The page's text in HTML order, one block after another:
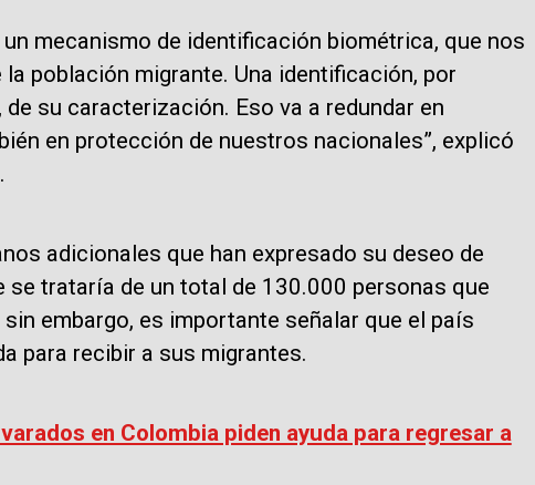
mecanismo de identificación biométrica, que nos
población migrante. Una identificación, por
su caracterización. Eso va a redundar en
en protección de nuestros nacionales”, explicó
adicionales que han expresado su deseo de
se trataría de un total de 130.000 personas que
embargo, es importante señalar que el país
para recibir a sus migrantes.
en Colombia piden ayuda para regresar a